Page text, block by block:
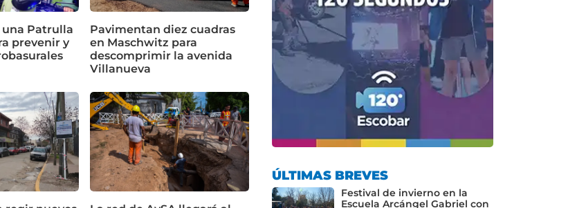
una Patrulla
prevenir y
Pavimentan diez cuadras
en Maschwitz para
descomprimir la avenida
Villanueva
ÚLTIMAS BREVES
Festival de invierno en la
Escuela Arcángel Gabriel con